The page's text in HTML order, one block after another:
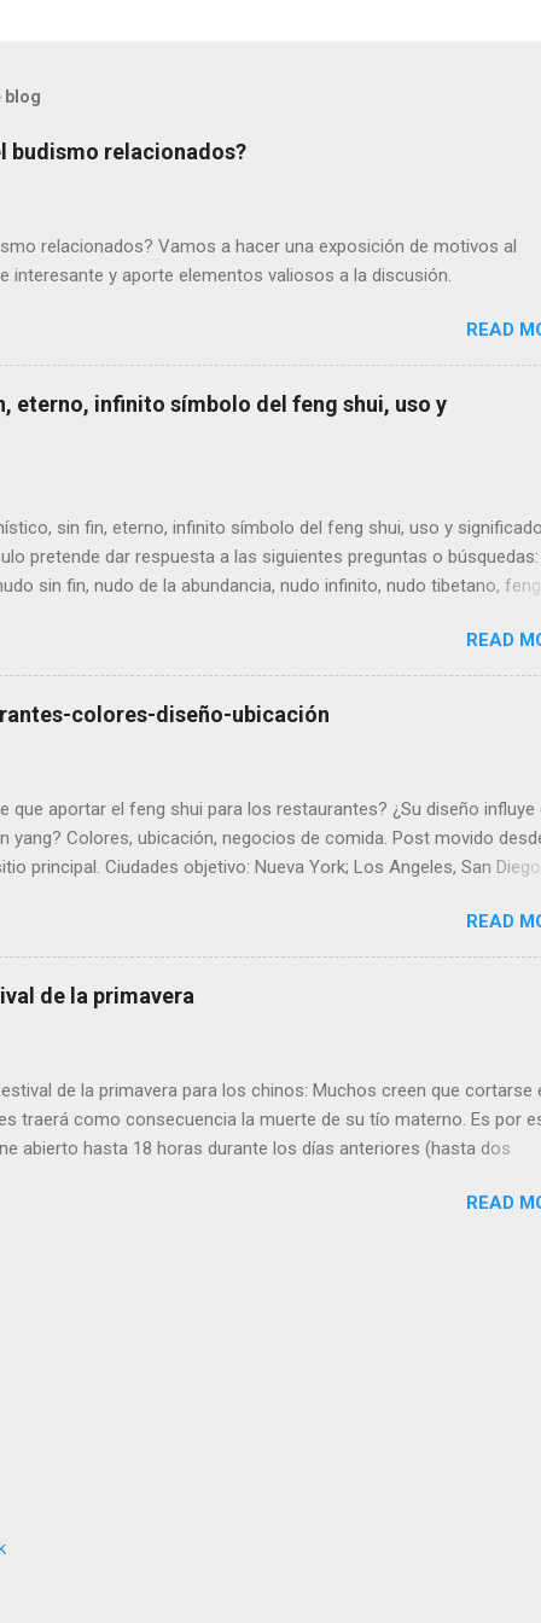
blog
budismo relacionados?
relacionados? Vamos a hacer una exposición de motivos al
interesante y aporte elementos valiosos a la discusión.
READ
eterno, infinito símbolo del feng shui, uso y
sin fin, eterno, infinito símbolo del feng shui, uso y
pretende dar respuesta a las siguientes preguntas o
sin fin, nudo de la abundancia, nudo infinito, nudo tibetano,
bucle que, en la India representa la diosa de la riqueza, mientras
se emblematiza como una serpiente que se muerde la cola. Es
propicios del budismo tibetano. El nudo místico es una de
READ
colores-diseño-ubicación
que aportar el feng shui para los restaurantes? ¿Su diseño influye
yang? Colores, ubicación, negocios de comida. Post movido
principal. Ciudades objetivo: Nueva York; Los Angeles, San
Texas;ciudad de México, Guadalajara y Monterrey en Mexico;
Córdoba y Rosario en Argentina; Bogotá, Medellín y Santiago
San Juan de Puerto Rico; Santo Domingo República Dominicana.
READ
de la primavera
de la primavera para los chinos: Muchos creen que cortarse
traerá como consecuencia la muerte de su tío materno. Es por
abierto hasta 18 horas durante los días anteriores (hasta dos
se remonta a una leyenda sobre un barbero que no tenía
READ